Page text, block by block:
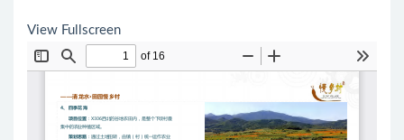
View Fullscreen